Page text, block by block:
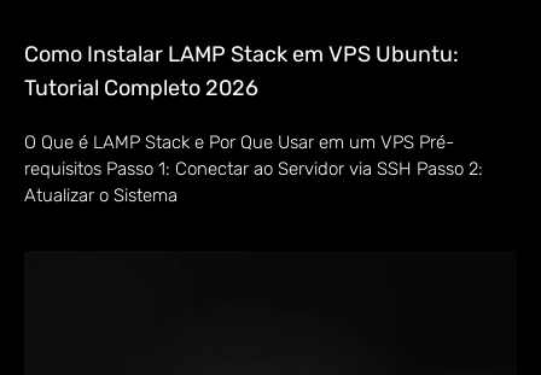
Como Instalar LAMP Stack em VPS Ubuntu:
Tutorial Completo 2026
O Que é LAMP Stack e Por Que Usar em um VPS Pré-
requisitos Passo 1: Conectar ao Servidor via SSH Passo 2:
Atualizar o Sistema